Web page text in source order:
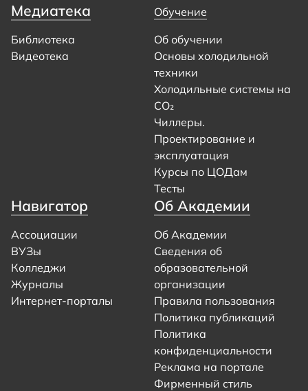
Медиатека
Библиотека
Видеотека
Обучение
Об обучении
Основы холодильной
техники
Холодильные системы на
CO₂
Чиллеры.
Проектирование и
эксплуатация
Курсы по ЦОДам
Тесты
Навигатор
Ассоциации
ВУЗы
Колледжи
Журналы
Интернет-порталы
Об Академии
Об Академии
Сведения об
образовательной
организации
Правила пользования
Политика публикаций
Политика
конфиденциальности
Реклама на портале
Фирменный стиль